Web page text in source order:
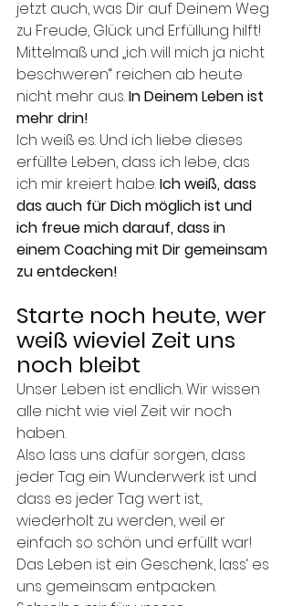
jetzt auch, was Dir auf Deinem Weg
zu Freude, Glück und Erfüllung hilft!
Mittelmaß und „ich will mich ja nicht
beschweren“ reichen ab heute
nicht mehr aus. In Deinem Leben ist
mehr drin!
Ich weiß es. Und ich liebe dieses
erfüllte Leben, dass ich lebe, das
ich mir kreiert habe. Ich weiß, dass
das auch für Dich möglich ist und
ich freue mich darauf, dass in
einem Coaching mit Dir gemeinsam
zu entdecken!
Starte noch heute, wer
weiß wieviel Zeit uns
noch bleibt
Unser Leben ist endlich. Wir wissen
alle nicht wie viel Zeit wir noch
haben.
Also lass uns dafür sorgen, dass
jeder Tag ein Wunderwerk ist und
dass es jeder Tag wert ist,
wiederholt zu werden, weil er
einfach so schön und erfüllt war!
Das Leben ist ein Geschenk, lass‘ es
uns gemeinsam entpacken.